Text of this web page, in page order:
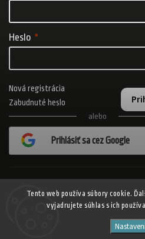
Tento web používa súbory cookie.
vyjadrujete súhlas s ich
Heslo
Nová registrácia
Zabudnuté heslo
alebo
Prihlásiť sa cez Google
ADISPORT.sk -
práva